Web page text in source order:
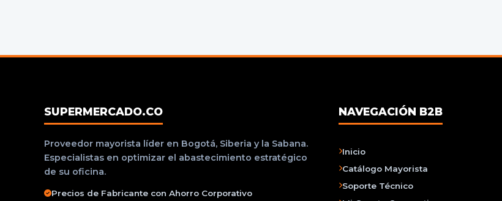
SUPERMERCADO.CO
Proveedor mayorista líder en Bogotá, Siberia y la Sabana.
Especialistas en optimizar el abastecimiento estratégico
de su oficina.
Precios de Fabricante con Ahorro Corporativo
NAVEGACIÓN B2B
Inicio
Catálogo Mayorista
Soporte Técnico